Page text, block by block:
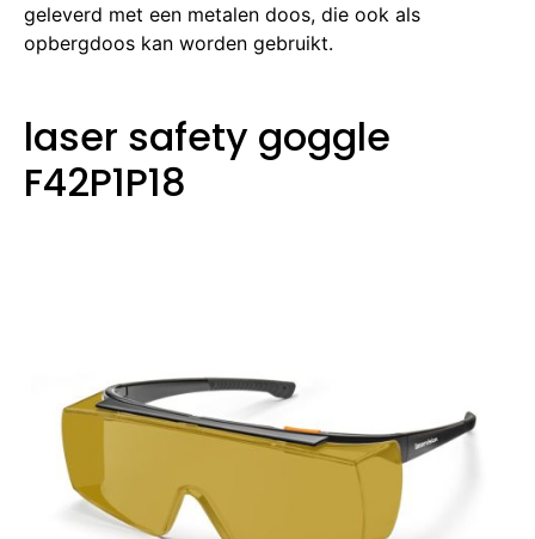
geleverd met een metalen doos, die ook als
opbergdoos kan worden gebruikt.
laser safety goggle
F42P1P18